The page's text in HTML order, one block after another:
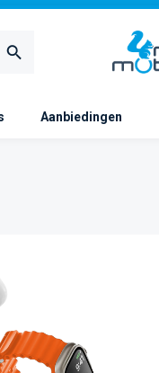
Aanbiedingen